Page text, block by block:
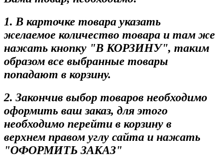
1. В карточке товара указать
желаемое количество товара и там же
нажать кнопку "В КОРЗИНУ", таким
образом все выбранные товары
попадают в корзину.
2. Закончив выбор товаров необходимо
оформить ваш заказ, для этого
необходимо перейти в корзину в
верхнем правом углу сайта и нажать
"ОФОРМИТЬ ЗАКАЗ"